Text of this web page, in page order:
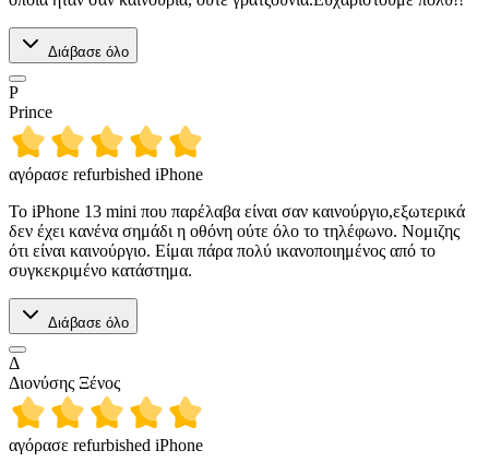
Διάβασε όλο
P
Prince
αγόρασε refurbished iPhone
Το iPhone 13 mini που παρέλαβα είναι σαν καινούργιο,εξωτερικά
δεν έχει κανένα σημάδι η οθόνη ούτε όλο το τηλέφωνο. Νομιζης
ότι είναι καινούργιο. Είμαι πάρα πολύ ικανοποιημένος από το
συγκεκριμένο κατάστημα.
Διάβασε όλο
Δ
Διονύσης Ξένος
αγόρασε refurbished iPhone